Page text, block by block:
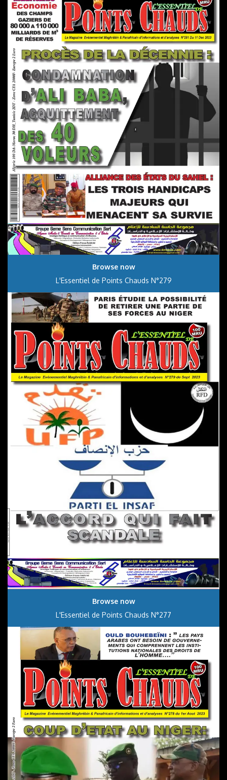
Browse now
L'Essentiel de Points Chauds N°279
Browse now
L'Essentiel de Points Chauds N°277